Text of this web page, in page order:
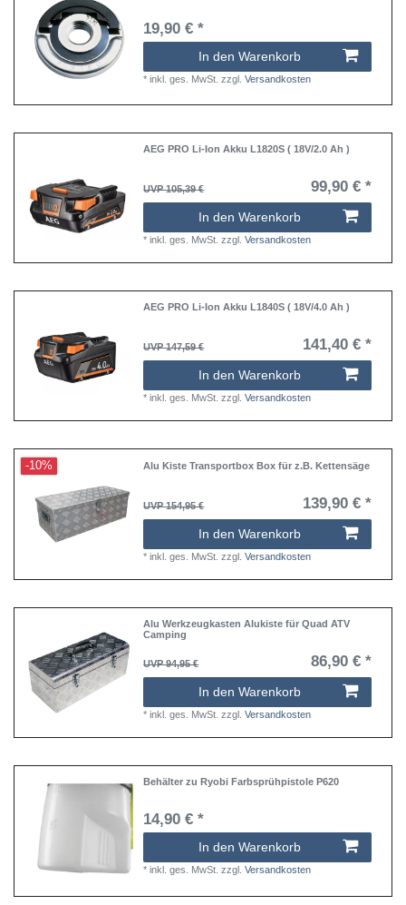
19,90 € *
In den Warenkorb
*inkl. ges. MwSt. zzgl.Versandkosten
AEG PRO Li-Ion Akku L1820S ( 18V/2.0 Ah )
UVP 105,39 € 99,90 € *
In den Warenkorb
*inkl. ges. MwSt. zzgl.Versandkosten
AEG PRO Li-Ion Akku L1840S ( 18V/4.0 Ah )
UVP 147,59 € 141,40 € *
In den Warenkorb
*inkl. ges. MwSt. zzgl.Versandkosten
-10% Alu Kiste Transportbox Box für z.B. Kettensäge
UVP 154,95 € 139,90 € *
In den Warenkorb
*inkl. ges. MwSt. zzgl.Versandkosten
Alu Werkzeugkasten Alukiste für Quad ATV
Camping
UVP 94,95 € 86,90 € *
In den Warenkorb
*inkl. ges. MwSt. zzgl.Versandkosten
Behälter zu Ryobi Farbsprühpistole P620
14,90 € *
In den Warenkorb
*inkl. ges. MwSt. zzgl.Versandkosten